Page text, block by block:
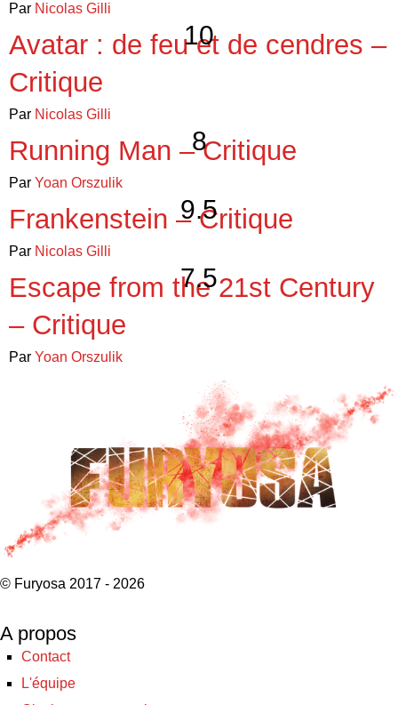
Par Nicolas Gilli
10
Avatar : de feu et de cendres –
Critique
Par Nicolas Gilli
8
Running Man – Critique
Par Yoan Orszulik
9.5
Frankenstein – Critique
Par Nicolas Gilli
7.5
Escape from the 21st Century
– Critique
Par Yoan Orszulik
© Furyosa 2017 - 2026
A propos
Contact
L'équipe